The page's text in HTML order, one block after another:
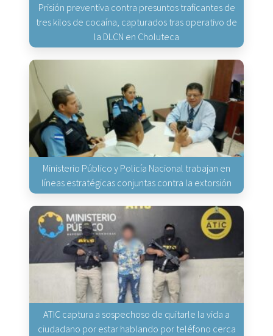
Prisión preventiva contra presuntos traficantes de
tres kilos de cocaína, capturados tras operativo de
la DLCN en Choluteca
Ministerio Público y Policía Nacional trabajan en
líneas estratégicas conjuntas contra la extorsión
ATIC captura a sospechoso de quitarle la vida a
ciudadano por estar hablando por teléfono cerca